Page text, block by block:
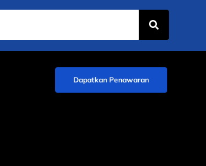
Dapatkan Penawaran